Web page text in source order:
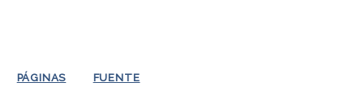
PÁGINAS FUENTE